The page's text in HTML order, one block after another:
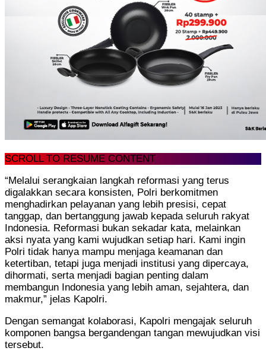
SCROLL TO RESUME CONTENT
“Melalui serangkaian langkah reformasi yang terus
digalakkan secara konsisten, Polri berkomitmen
menghadirkan pelayanan yang lebih presisi, cepat
tanggap, dan bertanggung jawab kepada seluruh rakyat
Indonesia. Reformasi bukan sekadar kata, melainkan
aksi nyata yang kami wujudkan setiap hari. Kami ingin
Polri tidak hanya mampu menjaga keamanan dan
ketertiban, tetapi juga menjadi institusi yang dipercaya,
dihormati, serta menjadi bagian penting dalam
membangun Indonesia yang lebih aman, sejahtera, dan
makmur,” jelas Kapolri.
Dengan semangat kolaborasi, Kapolri mengajak seluruh
komponen bangsa bergandengan tangan mewujudkan visi
tersebut.